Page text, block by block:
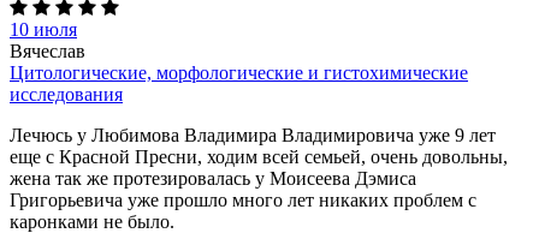
10 июля
Вячеслав
Цитологические, морфологические и гистохимические
исследования
Лечюсь у Любимова Владимира Владимировича уже 9 лет
еще с Красной Пресни, ходим всей семьей, очень довольны,
жена так же протезировалась у Моисеева Дэмиса
Григорьевича уже прошло много лет никаких проблем с
каронками не было.